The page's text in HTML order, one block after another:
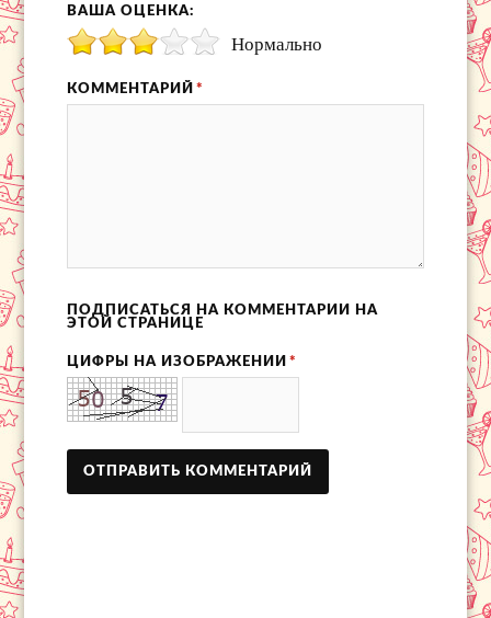
ВАША ОЦЕНКА:
Нормально
КОММЕНТАРИЙ *
ПОДПИСАТЬСЯ НА КОММЕНТАРИИ НА
ЭТОЙ СТРАНИЦЕ
ЦИФРЫ НА ИЗОБРАЖЕНИИ *